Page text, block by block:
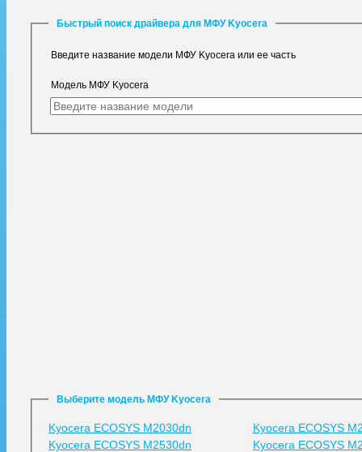
Быстрый поиск драйвера для МФУ Kyocera
Введите название модели МФУ Kyocera или ее часть
Модель МФУ Kyocera
Выберите модель МФУ Kyocera
Kyocera ECOSYS M2030dn
Kyocera ECOSYS
Kyocera ECOSYS M2530dn
Kyocera ECOSYS